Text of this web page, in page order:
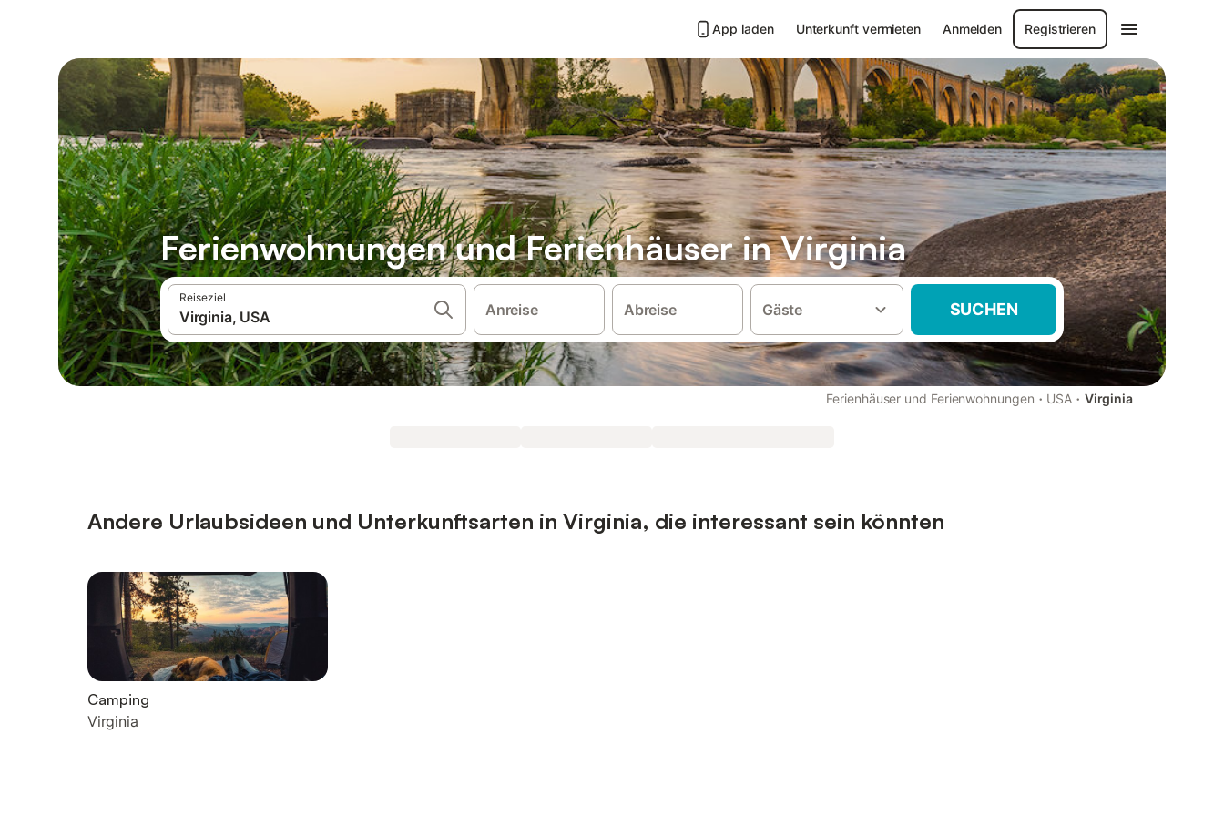
App laden Unterkunft vermieten Anmelden Registrieren
Ferienwohnungen und Ferienhäuser in Virginia
Reiseziel
Anreise Abreise Gäste SUCHEN
Ferienhäuser und Ferienwohnungen · USA · Virginia
Andere Urlaubsideen und Unterkunftsarten in Virginia, die interessant sein könnten
Camping
Virginia